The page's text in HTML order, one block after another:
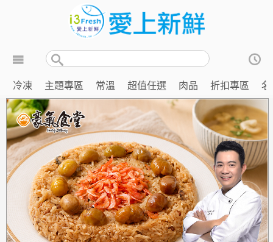
冷凍 主題專區 常溫 超值任選 肉品 折扣專區